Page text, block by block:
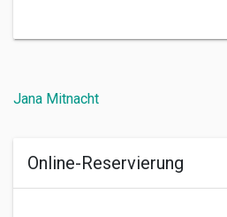
Beitragsnavigation
Jana Mitnacht
Online-Reservierung